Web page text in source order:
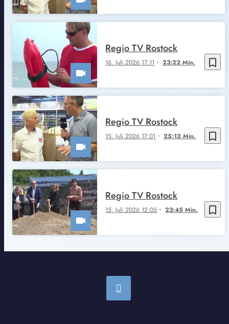
bookmark_border
16. Juli 2026 17:11 23:22 Min.
Regio TV Rostock
bookmark_border
15. Juli 2026 17:01 25:12 Min.
Regio TV Rostock
bookmark_border
15. Juli 2026 12:05 23:45 Min.
Regio TV Rostock